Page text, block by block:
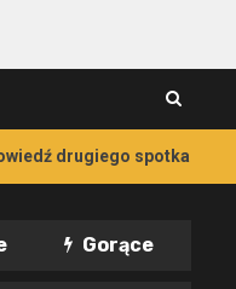
drugiego spotkania
Gorące